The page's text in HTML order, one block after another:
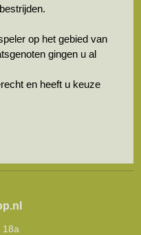
op het gebied van
gingen u al
en heeft u keuze
18a